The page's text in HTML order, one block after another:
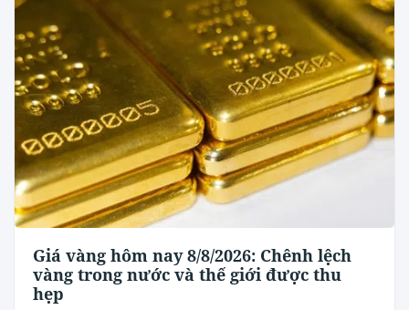
Giá vàng hôm nay 8/8/2026: Chênh lệch
vàng trong nước và thế giới được thu
hẹp